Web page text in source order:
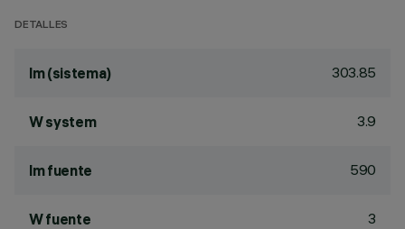
DETALLES
lm (sistema) 303.85
W system 3.9
lm fuente 590
W fuente 3